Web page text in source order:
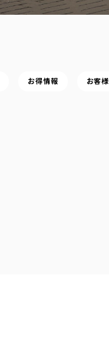
お得情報 お客様